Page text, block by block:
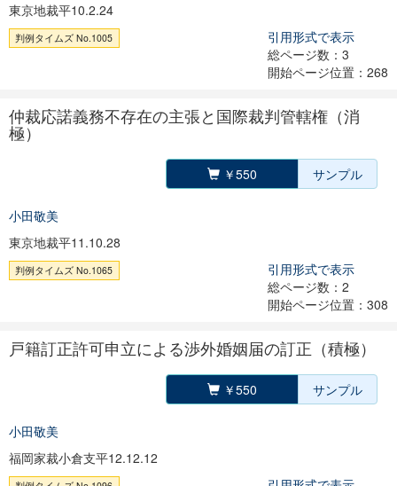
東京地裁平10.2.24
判例タイムズ No.1005
引用形式で表示
総ページ数：3
開始ページ位置：268
仲裁応諾義務不存在の主張と国際裁判管轄権（消
極）
￥550 サンプル
小田敬美
東京地裁平11.10.28
判例タイムズ No.1065
引用形式で表示
総ページ数：2
開始ページ位置：308
戸籍訂正許可申立による渉外婚姻届の訂正（積極）
￥550 サンプル
小田敬美
福岡家裁小倉支平12.12.12